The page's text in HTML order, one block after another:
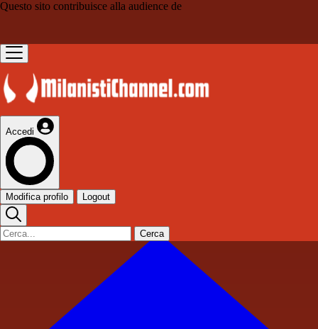
Questo sito contribuisce alla audience de
Accedi
Modifica profilo Logout
Cerca